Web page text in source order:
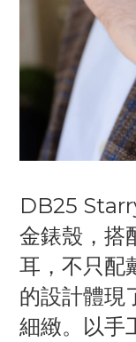
DB25
金錶殼，搭
耳，不只配
的設計體現
細緻。以手